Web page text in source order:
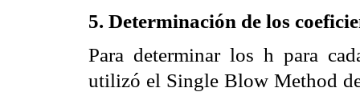
5. Determinación de los
Para determinar los h para
utilizó el Single Blow Method